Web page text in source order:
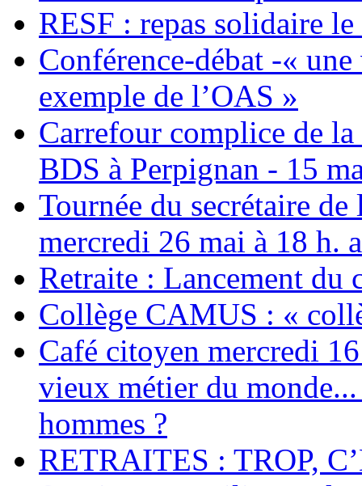
RESF : repas solidaire
Conférence-débat -«
exemple de l’OAS »
Carrefour complice de
BDS à Perpignan - 15
Tournée du secrétaire
mercredi 26 mai à 18 h.
Retraite : Lancement du
Collège CAMUS : «
Café citoyen mercredi
vieux métier du
hommes ?
RETRAITES : TROP,